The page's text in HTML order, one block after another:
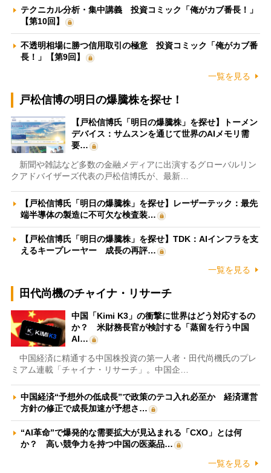
テクニカル分析・集中講義 投資コミック「俺がカブ番長！」
【第10回】
不透明相場に勝つ信用取引の極意 投資コミック「俺がカブ番
長！」【第9回】
一覧を見る
戸松信博の明日の爆騰株を探せ！
【戸松信博氏「明日の爆騰株」を探せ】トーメン
デバイス：サムスンを通じて世界のAIメモリ需
要…
新聞や雑誌など多数の金融メディアに出演するグローバルリン
クアドバイザーズ代表の戸松信博氏が、最新…
【戸松信博氏「明日の爆騰株」を探せ】レーザーテック：最先
端半導体の製造に不可欠な検査装…
【戸松信博氏「明日の爆騰株」を探せ】TDK：AIインフラを支
えるキープレーヤー 成長の再評…
一覧を見る
田代尚機のチャイナ・リサーチ
中国「Kimi K3」の衝撃に世界はどう対応するの
か？ 米財務長官が検討する「蒸留を行う中国
AI…
中国経済に精通する中国株投資の第一人者・田代尚機氏のプレ
ミアム連載「チャイナ・リサーチ」。中国企…
中国経済“予想外の低成長”で政策のテコ入れ必至か 経済運営
方針の修正で成長加速が予想さ…
“AI革命”で爆発的な需要拡大が見込まれる「CXO」とは何
か？ 高い競争力を持つ中国の医薬品…
一覧を見る